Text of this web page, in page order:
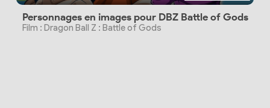
Personnages en images pour DBZ Battle of Gods
Film : Dragon Ball Z : Battle of Gods